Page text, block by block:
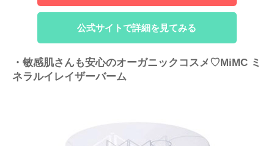
公式サイトで詳細を見てみる
・敏感肌さんも安心のオーガニックコスメ♡MiMC ミ
ネラルイレイザーバーム